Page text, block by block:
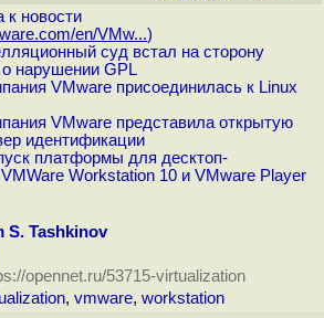
к новости
en/VMw...)
суд встал на сторону
нарушении GPL
VMware присоединилась к Linux
VMware представила открытую
идентификации
платформы для десктоп-
Workstation 10 и VMware Player
S. Tashkinov
opennet.ru/53715-virtualization
, vmware, workstation